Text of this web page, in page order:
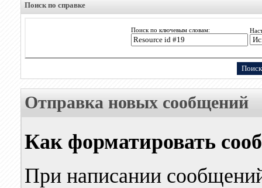
Поиск по справке
Поиск по ключевым словам:
Отправка новых сообщений
Как форматировать
При написании